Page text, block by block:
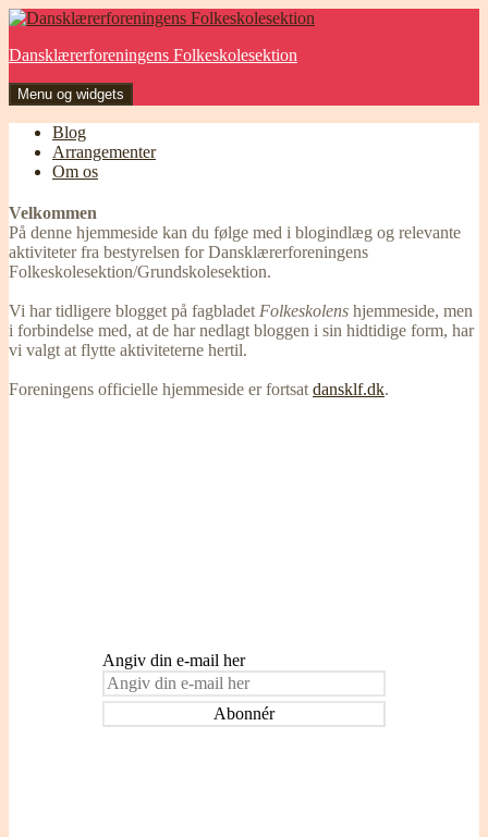
Hop
indhold
Dansklærerforeningens Folkeskolesektion
Menu og widgets
Blog
Arrangementer
Om os
Velkommen
På denne hjemmeside kan du følge med i blogindlæg og relevante
aktiviteter fra bestyrelsen for Dansklærerforeningens
Folkeskolesektion/Grundskolesektion.
Vi har tidligere blogget på fagbladet Folkeskolens hjemmeside, men
i forbindelse med, at de har nedlagt bloggen i sin hidtidige form, har
vi valgt at flytte aktiviteterne hertil.
Foreningens officielle hjemmeside er fortsat dansklf.dk.
Angiv din e-mail her